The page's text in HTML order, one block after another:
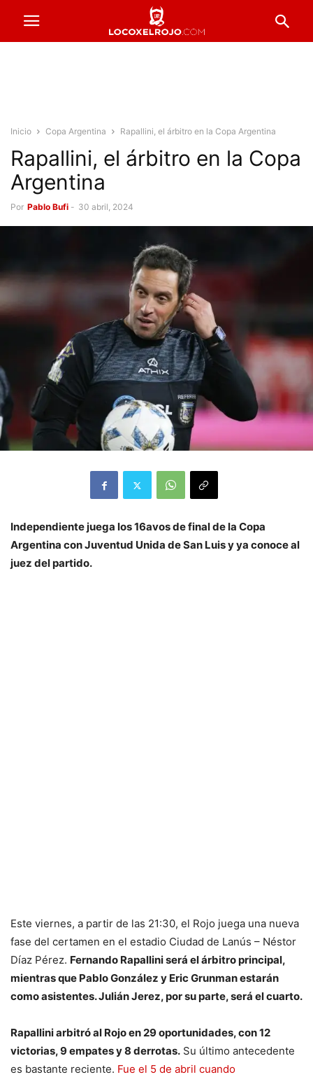
Inicio Copa Argentina Rapallini, el árbitro en la Copa Argentina
Rapallini, el árbitro en la Copa
Argentina
Por Pablo Bufi - 30 abril, 2024
Independiente juega los 16avos de final de la Copa
Argentina con Juventud Unida de San Luis y ya conoce al
juez del partido.
Este viernes, a partir de las 21:30, el Rojo juega una nueva
fase del certamen en el estadio Ciudad de Lanús – Néstor
Díaz Pérez. Fernando Rapallini será el árbitro principal,
mientras que Pablo González y Eric Grunman estarán
como asistentes. Julián Jerez, por su parte, será el cuarto.
Rapallini arbitró al Rojo en 29 oportunidades, con 12
victorias, 9 empates y 8 derrotas. Su último antecedente
es bastante reciente. Fue el 5 de abril cuando